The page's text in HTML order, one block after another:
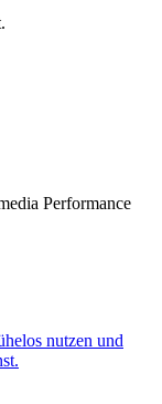
Performance
nutzen und